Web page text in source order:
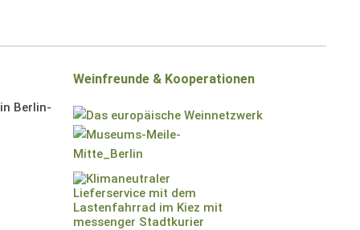
Berlin-
Weinfreunde & Kooperationen